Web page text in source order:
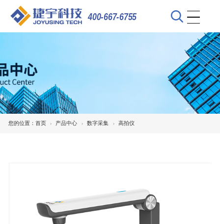
400-667-6755
您的位置： 首页 产品中心 数字采集 高拍仪